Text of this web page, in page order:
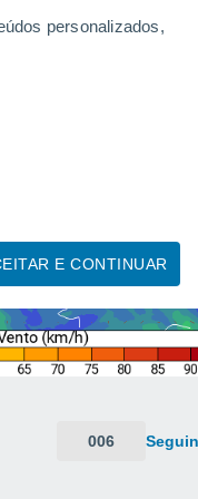
personalizados,
E CONTINUAR
006